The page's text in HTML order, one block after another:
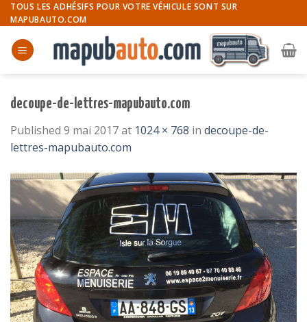
Skip
to
content
TOUS LES ADHÉSIFS POUR VOTRE VÉHICULE SONT SUR
MAPUBAUTO.COM
decoupe-de-lettres-mapubauto.com
Published 9 mai 2017at 1024 × 768 in decoupe-de-
lettres-mapubauto.com